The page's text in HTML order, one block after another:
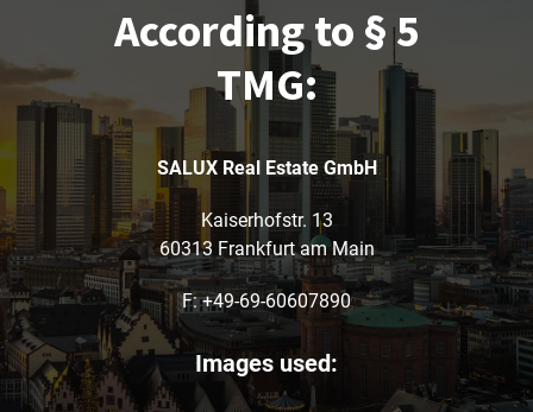
According to § 5
TMG:
SALUX Real Estate GmbH
Kaiserhofstr. 13
60313 Frankfurt am Main
F:+49-69-60607890
Images used: